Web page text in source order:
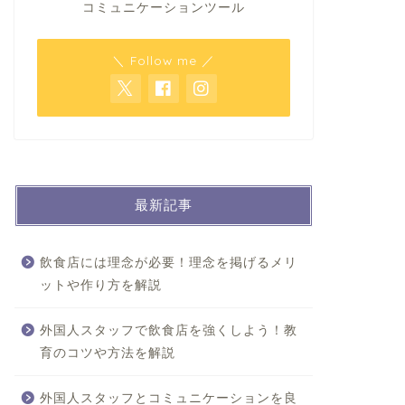
コミュニケーションツール
＼ Follow me ／
最新記事
飲食店には理念が必要！理念を掲げるメリ
ットや作り方を解説
外国人スタッフで飲食店を強くしよう！教
育のコツや方法を解説
外国人スタッフとコミュニケーションを良